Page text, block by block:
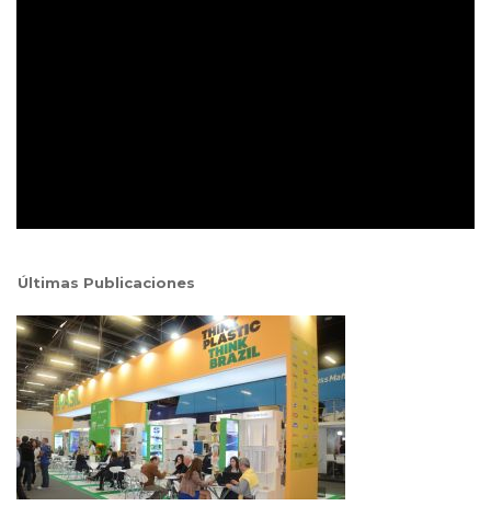
Últimas Publicaciones